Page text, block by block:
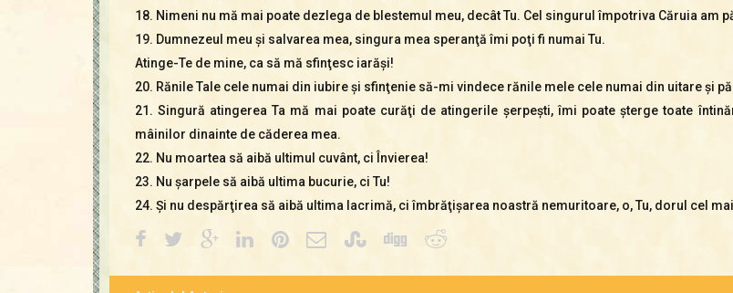
18. Nimeni nu mă mai poate dezlega de blestemul meu, decât Tu. Cel singurul împotriva Căruia am
19. Dumnezeul meu şi salvarea mea, singura mea speranţă îmi poţi fi numai Tu.
Atinge-Te de mine, ca să mă sfinţesc iarăşi!
20. Rănile Tale cele numai din iubire şi sfinţenie să-mi vindece rănile mele cele numai din uitare şi
21. Singură atingerea Ta mă mai poate curăţi de atingerile şerpeşti, îmi poate şterge toate
mâinilor dinainte de căderea mea.
22. Nu moartea să aibă ultimul cuvânt, ci Învierea!
23. Nu şarpele să aibă ultima bucurie, ci Tu!
24. Şi nu despărţirea să aibă ultima lacrimă, ci îmbrăţişarea noastră nemuritoare, o, Tu, dorul cel